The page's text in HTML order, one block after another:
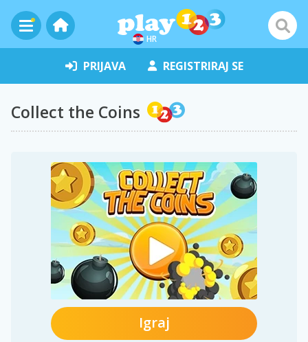
HR
PRIJAVA REGISTRIRAJ SE
Collect the Coins
Igraj